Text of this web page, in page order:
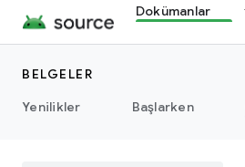
Dokümanlar
BELGELER
Yenilikler
Başlarken